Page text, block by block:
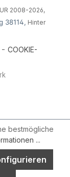
2008-2026,
38114, Hinter
- COOKIE-
bestmögliche
...